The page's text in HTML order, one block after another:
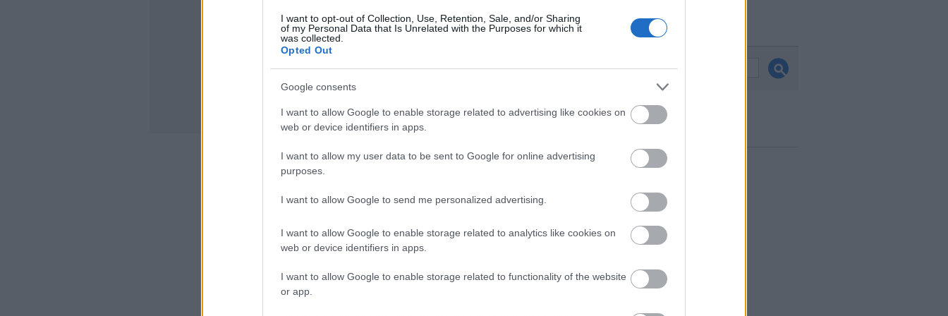
I want to opt-out of Collection, Use, Retention, Sale, and/or Sharing
of my Personal Data that Is Unrelated with the Purposes for which it
was collected.
Opted Out
Google consents
I want to allow Google to enable storage related to advertising like cookies on
web or device identifiers in apps.
I want to allow my user data to be sent to Google for online advertising
purposes.
I want to allow Google to send me personalized advertising.
I want to allow Google to enable storage related to analytics like cookies on
web or device identifiers in apps.
I want to allow Google to enable storage related to functionality of the website
or app.
részéről atrocitásokat kelljen eltűrnöm!
Levelem NEM küldöm el a BKV-nak mivel nem látom
Elég, ha csak elolvasom a blogon a BKV dolgozóinak
beszólásait- már tudom, hogy mi lesz a levelem sorsa.
kommentkomment Címkék:budapest bkv villamos tolvaj ellenőr
Tetszik 0
Ajánlott bejegyzések:
Keresés